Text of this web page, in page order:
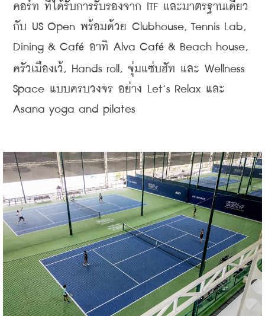
คอร์ท ที่ได้รับการรับรองจาก ITF และมาตรฐานเดียว
กับ US Open พร้อมด้วย Clubhouse, Tennis Lab,
Dining & Café อาทิ Alva Café
& Beach house,
ครัวเมืองเว้, Hands roll, จุ่มแซ่บฮัท และ Wellness
Space แบบครบวงจร อย่าง Let’s Relax และ
Asana yoga and pilates